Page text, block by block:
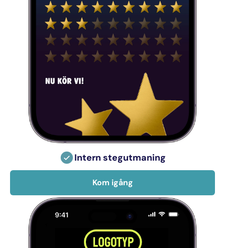
Intern stegutmaning
Kom igång